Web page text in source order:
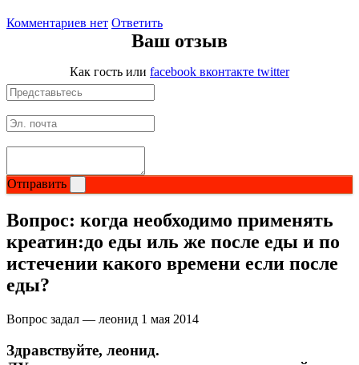
Бустеры тестостерона
Антиоксиданты
Борьба со стрессом
5-HTP
Адаптогены и Ноотропы
Магний + В6
Комментариев нет Ответить
Ваш отзыв
Как гость или facebook вконтакте twitter
Отправить
Вопрос: когда необходимо применять
креатин:до еды иль же после еды и по
истечении какого времени если после
еды?
Вопрос задал — леонид 1 мая 2014
Здравствуйте, леонид.